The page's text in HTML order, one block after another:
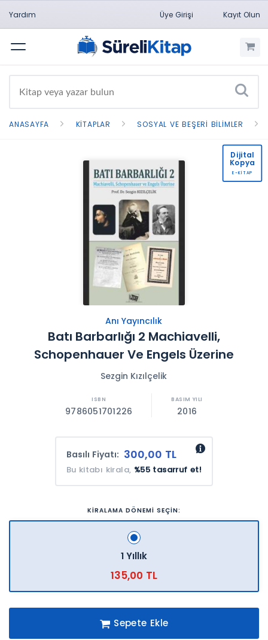
Yardım Üye Girişi Kayıt Olun
Menü
ANASAYFA KITAPLAR SOSYAL VE BEŞERI BILIMLER
Anı Yayıncılık
Batı Barbarlığı 2 Machiavelli,
Schopenhauer Ve Engels Üzerine
Sezgin Kızılçelik
9786051701226 2016
Basılı Fiyatı: 300,00 TL
Bu kitabı kirala, %55 tasarruf et!
KİRALAMA DÖNEMİ SEÇİN:
1 Yıllık
135,00 TL
Sepete Ekle
Dijital
Kopya
E-KİTAP